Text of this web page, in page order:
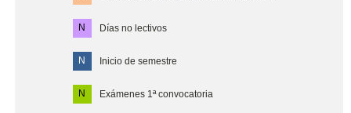
N Días no lectivos
N Inicio de semestre
N Exámenes 1ª convocatoria